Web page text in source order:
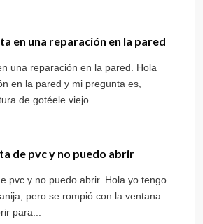
en una reparación en la pared
una reparación en la pared. Hola
en la pared y mi pregunta es,
de gotéele viejo...
de pvc y no puedo abrir
pvc y no puedo abrir. Hola yo tengo
pero se rompió con la ventana
para...